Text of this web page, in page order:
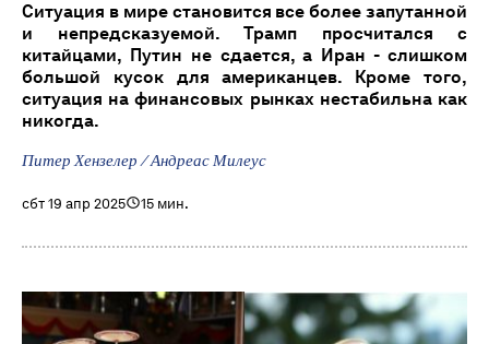
Ситуация в мире становится все более запутанной
и непредсказуемой. Трамп просчитался с
китайцами, Путин не сдается, а Иран - слишком
большой кусок для американцев. Кроме того,
ситуация на финансовых рынках нестабильна как
никогда.
Питер Хензелер / Андреас Милеус
сбт 19 апр 2025 15 мин.